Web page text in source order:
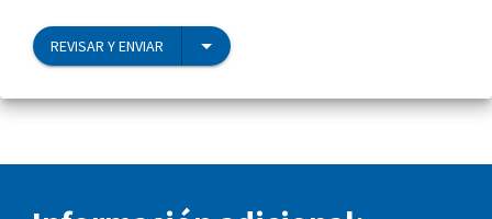
REVISAR Y ENVIAR